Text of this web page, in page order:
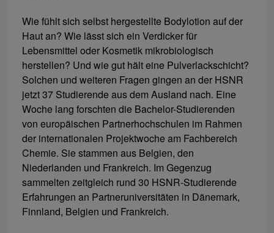
Wie fühlt sich selbst hergestellte Bodylotion auf der
Haut an? Wie lässt sich ein Verdicker für
Lebensmittel oder Kosmetik mikrobiologisch
herstellen? Und wie gut hält eine Pulverlackschicht?
Solchen und weiteren Fragen gingen an der HSNR
jetzt 37 Studierende aus dem Ausland nach. Eine
Woche lang forschten die Bachelor-Studierenden
von europäischen Partnerhochschulen im Rahmen
der internationalen Projektwoche am Fachbereich
Chemie. Sie stammen aus Belgien, den
Niederlanden und Frankreich. Im Gegenzug
sammelten zeitgleich rund 30 HSNR-Studierende
Erfahrungen an Partneruniversitäten in Dänemark,
Finnland, Belgien und Frankreich.